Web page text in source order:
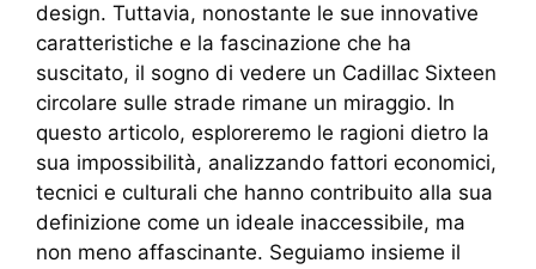
design. Tuttavia, nonostante le sue innovative
caratteristiche e la fascinazione che ha
suscitato, il sogno di vedere un Cadillac Sixteen
circolare sulle strade rimane un miraggio. In
questo articolo, esploreremo le ragioni dietro la
sua impossibilità, analizzando fattori economici,
tecnici e culturali che hanno contribuito alla sua
definizione come un ideale inaccessibile, ma
non meno affascinante. Seguiamo insieme il